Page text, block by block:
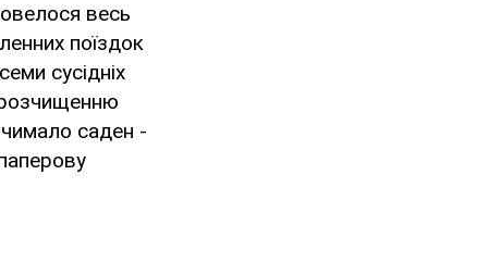
весь
поїздок
сусідніх
розчищенню
саден -